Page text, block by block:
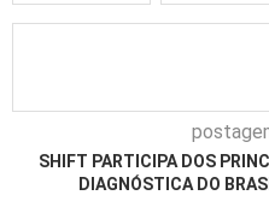
SHIFT PARTICIPA DOS
DIAGNÓSTICA DO